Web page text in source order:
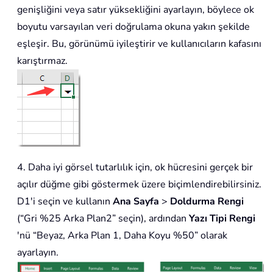
genişliğini veya satır yüksekliğini ayarlayın, böylece ok
boyutu varsayılan veri doğrulama okuna yakın şekilde
eşleşir. Bu, görünümü iyileştirir ve kullanıcıların kafasını
karıştırmaz.
4. Daha iyi görsel tutarlılık için, ok hücresini gerçek bir
açılır düğme gibi göstermek üzere biçimlendirebilirsiniz.
D1'i seçin ve kullanın Ana Sayfa > Doldurma Rengi
(“Gri %25 Arka Plan2” seçin), ardından Yazı Tipi Rengi
'nü “Beyaz, Arka Plan 1, Daha Koyu %50” olarak
ayarlayın.